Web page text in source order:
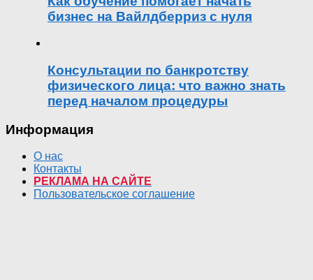
бизнес на Вайлдберриз с нуля
Консультации по банкротству
физического лица: что важно знать
перед началом процедуры
Информация
О нас
Контакты
РЕКЛАМА НА САЙТЕ
Пользовательское соглашение